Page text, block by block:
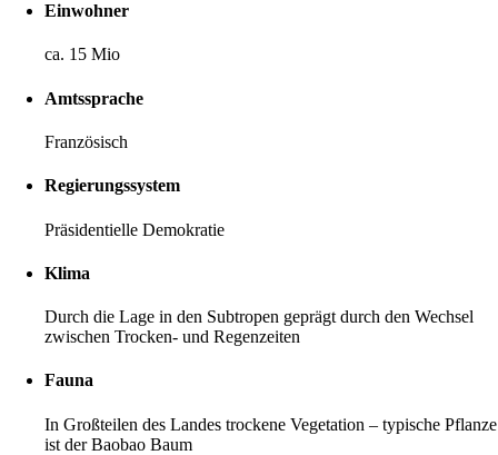
Einwohner
ca. 15 Mio
Amtssprache
Französisch
Regierungssystem
Präsidentielle Demokratie
Klima
Durch die Lage in den Subtropen geprägt durch den Wechsel
zwischen Trocken- und Regenzeiten
Fauna
In Großteilen des Landes trockene Vegetation – typische Pflanze
ist der Baobao Baum